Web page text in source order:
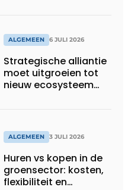
ALGEMEEN 6 JULI 2026
Strategische alliantie
moet uitgroeien tot
nieuw ecosysteem
ALGEMEEN 3 JULI 2026
Huren vs kopen in de
groensector: kosten,
flexibiliteit en